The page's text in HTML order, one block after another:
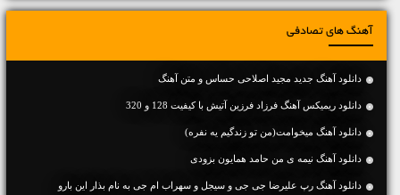
آهنگ های تصادفی
دانلود آهنگ جديد مجید اصلاحی حساس و متن آهنگ
دانلود ریمیکس آهنگ فرزاد فرزین آتیش با کیفیت 128 و 320
دانلود آهنگ میخوامت(من تو زندگیم یه نفره)
دانلود آهنگ نیمه ی من حامد همایون بزودی
دانلود آهنگ رپ علیرضا جی جی و سیجل و سهراب ام جی به نام بذار این بارو